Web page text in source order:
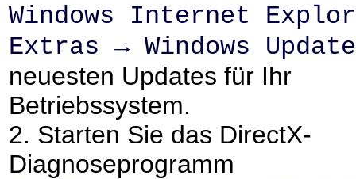
Windows Internet
Extras → Windows Update
neuesten Updates für Ihr
Betriebssystem.
2. Starten Sie das DirectX-
Diagnoseprogramm